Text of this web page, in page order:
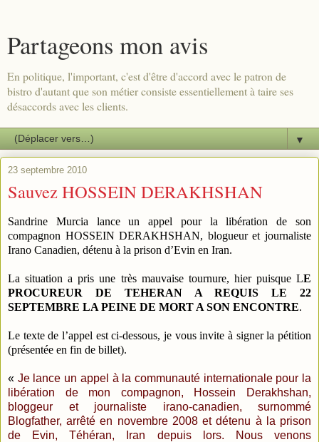
Partageons mon avis
En politique, l'important, c'est d'être d'accord avec le patron de
bistro d'autant que son métier consiste essentiellement à taire ses
désaccords avec les clients.
▼
23 septembre 2010
Sauvez HOSSEIN DERAKHSHAN
Sandrine Murcia lance un appel pour la libération de son
compagnon HOSSEIN DERAKHSHAN, blogueur et journaliste
Irano Canadien, détenu à la prison d’Evin en Iran.
La situation a pris une très mauvaise tournure, hier puisque LE
PROCUREUR DE TEHERAN A REQUIS LE 22
SEPTEMBRE LA PEINE DE MORT A SON ENCONTRE.
Le texte de l’appel est ci-dessous, je vous invite à signer la pétition
(présentée en fin de billet).
« Je lance un appel à la communauté internationale pour la
libération de mon compagnon, Hossein Derakhshan,
bloggeur et journaliste irano-canadien, surnommé
Blogfather, arrêté en novembre 2008 et détenu à la prison
de Evin, Téhéran, Iran depuis lors. Nous venons